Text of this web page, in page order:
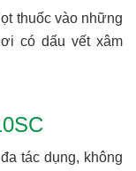
thuốc vào những
có dấu vết xâm
tác dụng, không